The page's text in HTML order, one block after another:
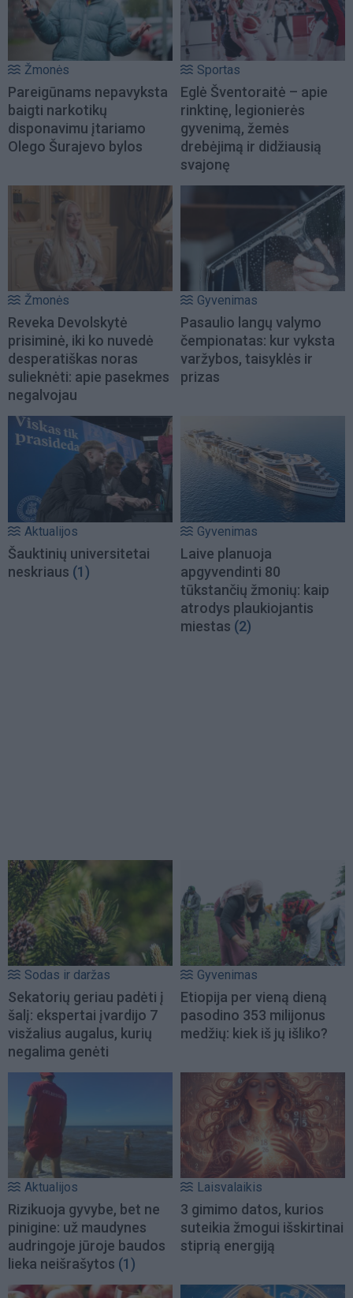
Žmonės
Pareigūnams nepavyksta
baigti narkotikų
disponavimu įtariamo
Olego Šurajevo bylos
Sportas
Eglė Šventoraitė – apie
rinktinę, legionierės
gyvenimą, žemės
drebėjimą ir didžiausią
svajonę
Žmonės
Reveka Devolskytė
prisiminė, iki ko nuvedė
desperatiškas noras
sulieknėti: apie pasekmes
negalvojau
Gyvenimas
Pasaulio langų valymo
čempionatas: kur vyksta
varžybos, taisyklės ir
prizas
Aktualijos
Šauktinių universitetai
neskriaus (1)
Gyvenimas
Laive planuoja
apgyvendinti 80
tūkstančių žmonių: kaip
atrodys plaukiojantis
miestas (2)
Sodas ir daržas
Sekatorių geriau padėti į
šalį: ekspertai įvardijo 7
visžalius augalus, kurių
negalima genėti
Gyvenimas
Etiopija per vieną dieną
pasodino 353 milijonus
medžių: kiek iš jų išliko?
Aktualijos
Rizikuoja gyvybe, bet ne
pinigine: už maudynes
audringoje jūroje baudos
lieka neišrašytos (1)
Laisvalaikis
3 gimimo datos, kurios
suteikia žmogui išskirtinai
stiprią energiją